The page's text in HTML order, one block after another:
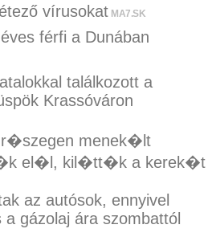
vírusokat MA7.SK
férfi a Dunában
találkozott a
Krassóváron
r�szegen menek�lt
el�l, kil�tt�k a kerek�t
az autósok, ennyivel
gázolaj ára szombattól